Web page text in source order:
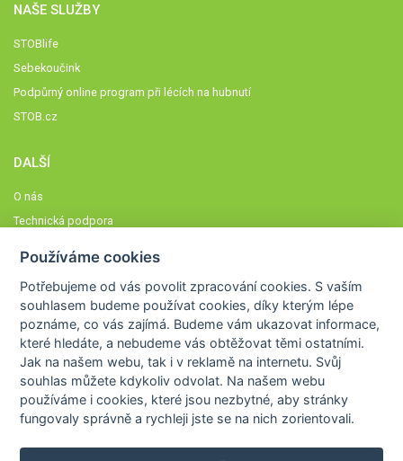
NAŠE SLUŽBY
STOBlife
Sebekoučink
Podpůrný online program při lécích na hubnutí
STOB.cz
DALŠÍ
O nás
Technická podpora
Členové STOBklubu
Zásady nakládání s osobními údaji
Otestujte se
Spočítejte si
Výzva 52
Používáme cookies
Potřebujeme od vás povolit zpracování cookies. S vaším
souhlasem budeme používat cookies, díky kterým lépe
poznáme,co vás zajímá. Budeme vám ukazovat informace,
které hledáte, a nebudeme vás obtěžovat těmi ostatními.
Jak na našem webu, tak i v reklamě na internetu. Svůj
souhlas můžete kdykoliv odvolat. Na našem webu
používáme i cookies, které jsou nezbytné, aby stránky
fungovaly správně a rychleji jste se na nich zorientovali.